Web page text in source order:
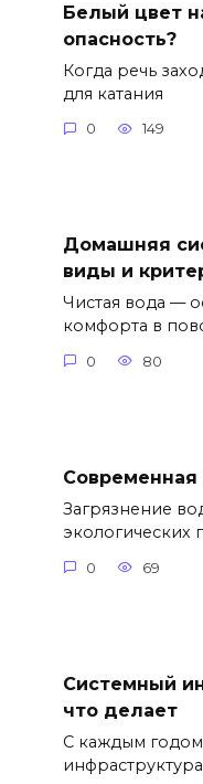
Белый цвет
опасность?
Когда речь
для катания
0 149
Домашняя
виды и
Чистая вода —
комфорта в
0 80
Современная
Загрязнение
экологических
0 69
Системный
что делает
С каждым